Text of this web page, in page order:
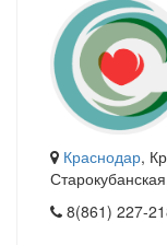
Краснодар,
8(861) 227-